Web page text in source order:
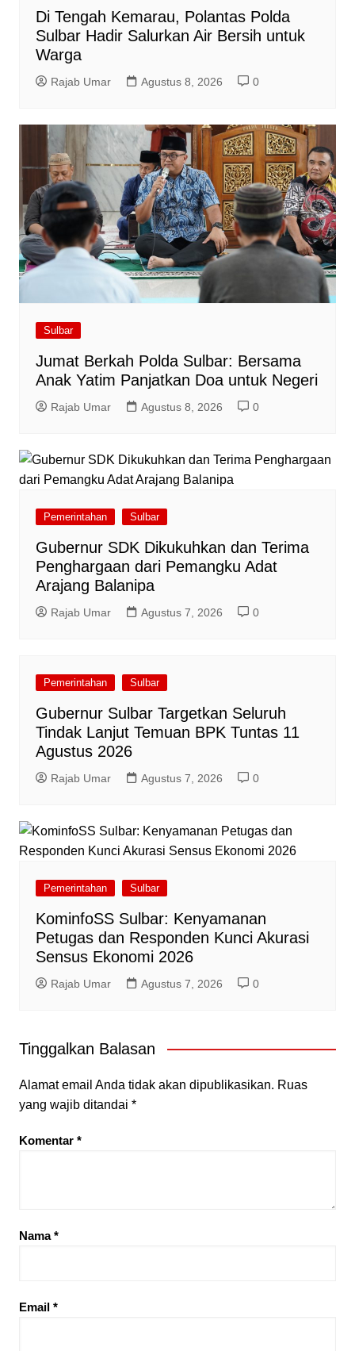
Di Tengah Kemarau, Polantas Polda
Sulbar Hadir Salurkan Air Bersih untuk
Warga
Rajab Umar Agustus 8, 2026 0
Sulbar
Jumat Berkah Polda Sulbar: Bersama
Anak Yatim Panjatkan Doa untuk Negeri
Rajab Umar Agustus 8, 2026 0
Pemerintahan Sulbar
Gubernur SDK Dikukuhkan dan Terima
Penghargaan dari Pemangku Adat
Arajang Balanipa
Rajab Umar Agustus 7, 2026 0
Pemerintahan Sulbar
Gubernur Sulbar Targetkan Seluruh
Tindak Lanjut Temuan BPK Tuntas 11
Agustus 2026
Rajab Umar Agustus 7, 2026 0
Pemerintahan Sulbar
KominfoSS Sulbar: Kenyamanan
Petugas dan Responden Kunci Akurasi
Sensus Ekonomi 2026
Rajab Umar Agustus 7, 2026 0
Tinggalkan Balasan
Alamat email Anda tidak akan dipublikasikan. Ruas
yang wajib ditandai *
Komentar *
Nama*
Email *